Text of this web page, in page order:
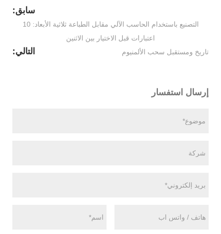
سابق:
التصنيع باستخدام الحاسب الآلي مقابل الطباعة ثلاثية الأبعاد: 10
اعتبارات قبل الاختيار بين الاثنين
التالي: تاريخ ومستقبل سحب الألمنيوم
إرسال استفسار